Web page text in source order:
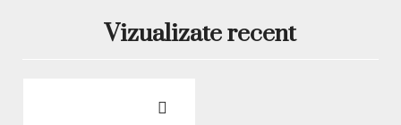
Vizualizate recent